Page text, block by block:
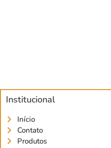
Institucional
Início
Contato
Produtos